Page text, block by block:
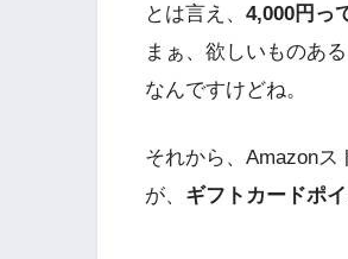
とは言え、 4,000円っ
まぁ、欲しいものあ
なんですけどね。
それから、Amazon
が、 ギフトカードポ